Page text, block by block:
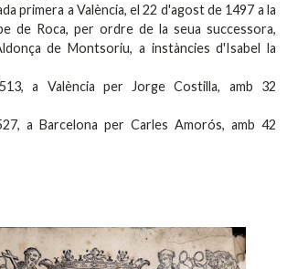
primera a València, el 22 d'agost de 1497 a la
de Roca, per ordre de la seua successora,
de Montsoriu, a instàncies d'Isabel la
a València per Jorge Costilla, amb 32
a Barcelona per Carles Amorós, amb 42